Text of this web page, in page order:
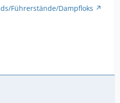
Führerstände/Dampfloks